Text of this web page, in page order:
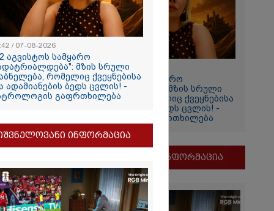
11:42 / 07-08-2026
"12 აგვისტოს სამყარო
გადატრიალდება": მზის სრული
დაბნელება, რომელიც ქვეყნებისა
და ადამიანების ბედს ცვლის! -
ასტროლოგის გაფრთხილება
მნიშვნელოვანი ინფორმაცია
/ 07-08-2026
აგვისტოს სამყარო
მზის სრული
რომელიც ქვეყნებისა
ადამიანების ბედს ცვლის! -
გაფრთხილება
ინფორმაცია